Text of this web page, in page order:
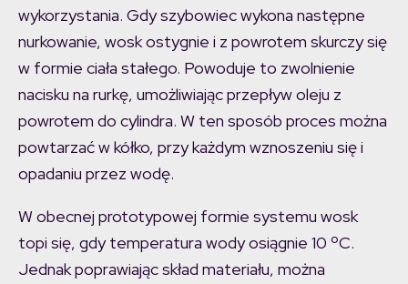
wykorzystania. Gdy szybowiec wykona następne
nurkowanie, wosk ostygnie i z powrotem skurczy się
w formie ciała stałego. Powoduje to zwolnienie
nacisku na rurkę, umożliwiając przepływ oleju z
powrotem do cylindra. W ten sposób proces można
powtarzać w kółko, przy każdym wznoszeniu się i
opadaniu przez wodę.
W obecnej prototypowej formie systemu wosk
topi się, gdy temperatura wody osiągnie 10 ºC.
Jednak poprawiając skład materiału, można